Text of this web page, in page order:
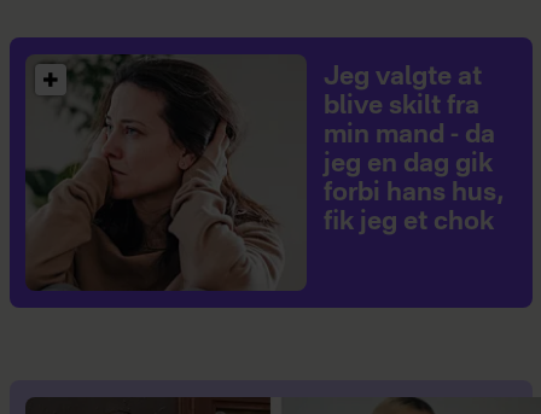
Jeg valgte at
blive skilt fra
min mand - da
jeg en dag gik
forbi hans hus,
fik jeg et chok